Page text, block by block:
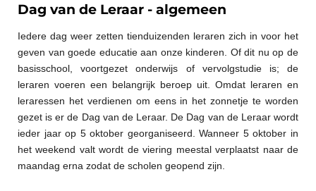
Dag van de Leraar - algemeen
Iedere dag weer zetten tienduizenden leraren zich in voor het
geven van goede educatie aan onze kinderen. Of dit nu op de
basisschool, voortgezet onderwijs of vervolgstudie is; de
leraren voeren een belangrijk beroep uit. Omdat leraren en
leraressen het verdienen om eens in het zonnetje te worden
gezet is er de Dag van de Leraar. De Dag van de Leraar wordt
ieder jaar op 5 oktober georganiseerd. Wanneer 5 oktober in
het weekend valt wordt de viering meestal verplaatst naar de
maandag erna zodat de scholen geopend zijn.